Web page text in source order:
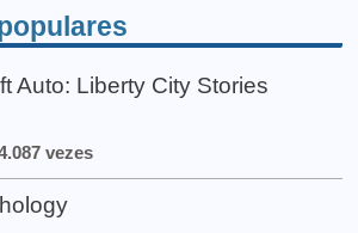
Auto: Liberty City Stories
vezes